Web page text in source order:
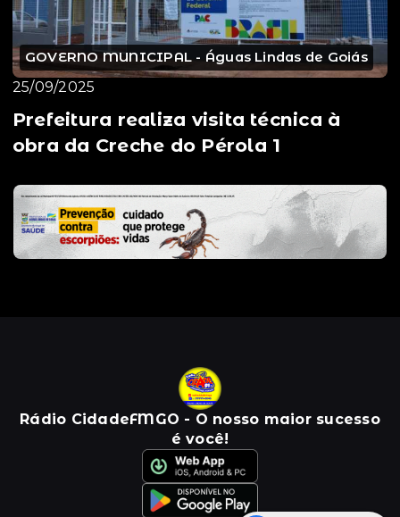
GOVERNO MUNICIPAL - Águas Lindas de Goiás
25/09/2025
Prefeitura realiza visita técnica à
obra da Creche do Pérola 1
Rádio CidadeFMGO - O nosso maior sucesso
é você!